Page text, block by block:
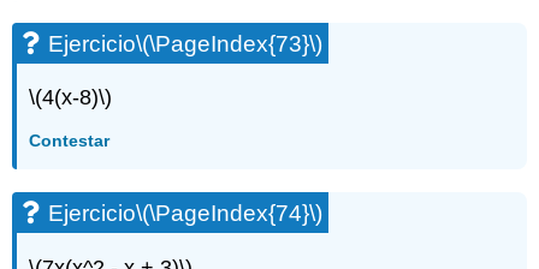
Ejercicio\(\PageIndex{73}\)
\(4(x-8)\)
Contestar
Ejercicio\(\PageIndex{74}\)